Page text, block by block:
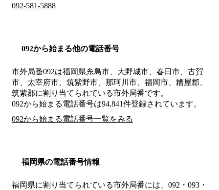
092-581-5888
092から始まる他の電話番号
市外局番092は福岡県糸島市、大野城市、春日市、古賀
市、太宰府市、筑紫野市、那珂川市、福岡市、糟屋郡、
筑紫郡に割り当てられている市外局番です。
092から始まる電話番号は94,841件登録されています。
092から始まる電話番号一覧をみる
福岡県の電話番号情報
福岡県に割り当てられている市外局番には、092・093・